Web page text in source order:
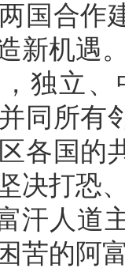
国合作
新机遇
独立
同所有
各国的
决打恐
汗人道
苦的阿